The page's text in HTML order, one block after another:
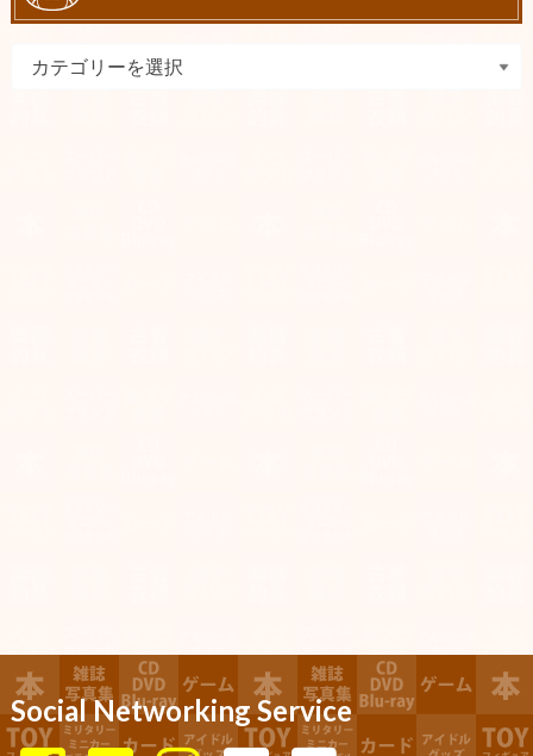
Social Networking Service